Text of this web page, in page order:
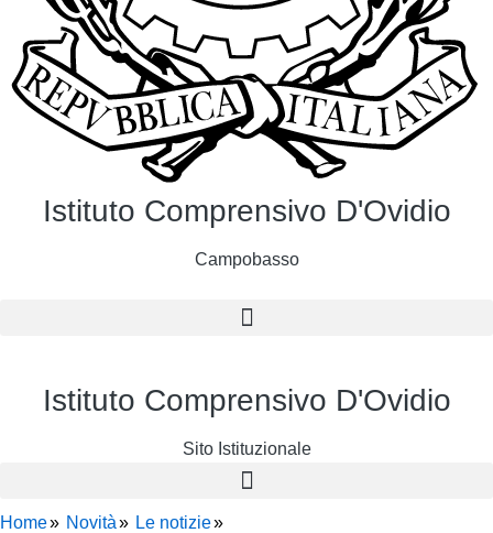
Istituto Comprensivo D'Ovidio
Campobasso
Istituto Comprensivo D'Ovidio
Sito Istituzionale
Home Novità Le notizie